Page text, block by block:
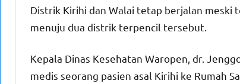
Distrik Kirihi dan Walai tetap berjalan meski
menuju dua distrik terpencil tersebut.
Kepala Dinas Kesehatan Waropen, dr.
medis seorang pasien asal Kirihi ke Rumah